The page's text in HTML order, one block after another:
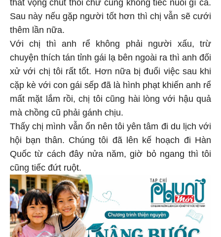
Sau này nếu gặp người tốt hơn thì chị vẫn sẽ cưới
thêm lần nữa.
Với chị thì anh rể không phải người xấu, trừ
chuyện thích tán tỉnh gái lạ bên ngoài ra thì anh đối
xử với chị tôi rất tốt. Hơn nữa bị đuổi việc sau khi
cặp kè với con gái sếp đã là hình phạt khiến anh rể
mất mặt lắm rồi, chị tôi cũng hài lòng với hậu quả
mà chồng cũ phải gánh chịu.
Thấy chị mình vẫn ổn nên tôi yên tâm đi du lịch với
hội bạn thân. Chúng tôi đã lên kế hoạch đi Hàn
Quốc từ cách đây nửa năm, giờ bỏ ngang thì tôi
cũng tiếc đứt ruột.